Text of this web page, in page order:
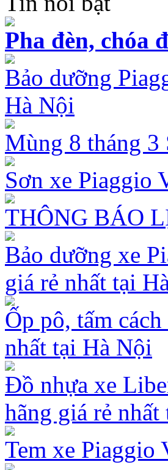
Pha đèn, chóa
Bảo dưỡng
Hà Nội
Mùng 8 tháng 3
Sơn xe Piaggio
THÔNG BÁO
Bảo dưỡng xe
giá rẻ nhất tại
Ốp pô, tấm
nhất tại Hà Nội
Đồ nhựa xe
hãng giá rẻ
Tem xe Piaggio